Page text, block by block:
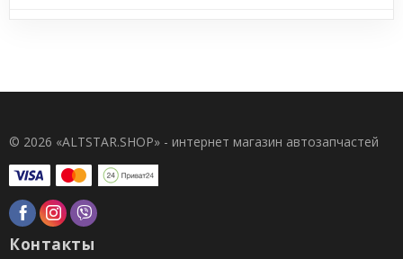
© 2026 «ALTSTAR.SHOP» - интернет магазин автозапчастей
Контакты